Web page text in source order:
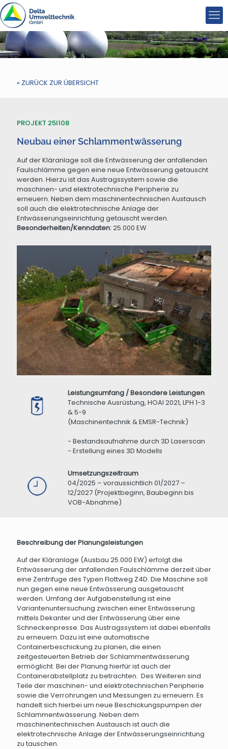
« ZURÜCK ZUR ÜBERSICHT
PROJEKT 25I108
Neubau einer Schlammentwässerung
Auf der Kläranlage soll die Entwässerung der anfallenden
Faulschlämme gegen eine neue Entwässerung getauscht
werden. Hierzu ist das Austragssystem sowie die
maschinen- und elektrotechnische Peripherie zu
erneuern. Neben dem maschinentechnischen Austausch
soll auch die elektrotechnische Anlage der
Entwässerungseinrichtung getauscht werden.
Besonderheiten/Kenndaten:25.000 EW
Leistungsumfang / Besondere Leistungen
Technische Ausrüstung, HOAI 2021, LPH 1-3
& 5-9
(Maschinentechnik & EMSR-Technik)
- Bestandsaufnahme durch 3D Laserscan
- Erstellung eines 3D Modells
Umsetzungszeitraum
04/2025 – voraussichtlich 01/2027 –
12/2027 (Projektbeginn, Baubeginn bis
VOB-Abnahme)
Beschreibung der Planungsleistungen
Auf der Kläranlage (Ausbau 25.000 EW) erfolgt die
Entwässerung der anfallenden Faulschlämme derzeit über
eine Zentrifuge des Typen Flottweg Z4D. Die Maschine soll
nun gegen eine neue Entwässerung ausgetauscht
werden. Umfang der Aufgabenstellung ist eine
Variantenuntersuchung zwischen einer Entwässerung
mittels Dekanter und der Entwässerung über eine
Schneckenpresse. Das Austragssystem ist dabei ebenfalls
zu erneuern. Dazu ist eine automatische
Containerbeschickung zu planen, die einen
zeitgesteuerten Betrieb der Schlammentwässerung
ermöglicht. Bei der Planung hierfür ist auch der
Containerabstellplatz zu betrachten. Des Weiteren sind
Teile der maschinen- und elektrotechnischen Peripherie
sowie die Verrohrungen und Messungen zu erneuern. Es
handelt sich hierbei um neue Beschickungspumpen der
Schlammentwässerung. Neben dem
maschinentechnischen Austausch ist auch die
elektrotechnische Anlage der Entwässerungseinrichtung
zu tauschen.